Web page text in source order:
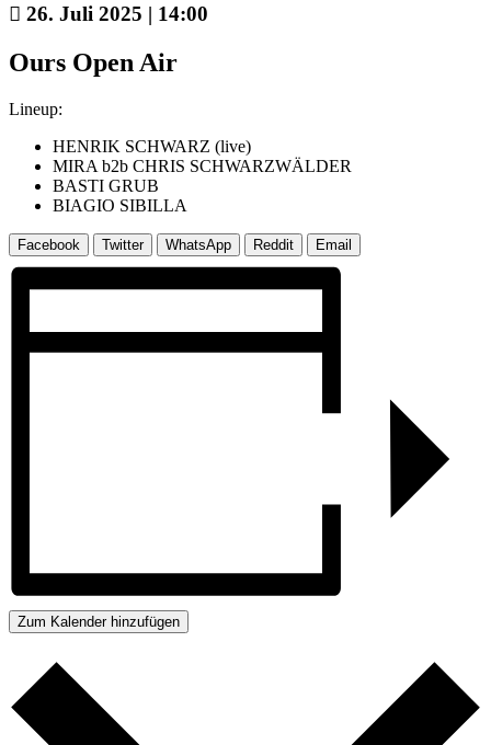
26. Juli 2025 | 14:00
Ours Open Air
Lineup:
HENRIK SCHWARZ (live)
MIRA b2b CHRIS SCHWARZWÄLDER
BASTI GRUB
BIAGIO SIBILLA
Facebook Twitter WhatsApp Reddit Email
Zum Kalender hinzufügen